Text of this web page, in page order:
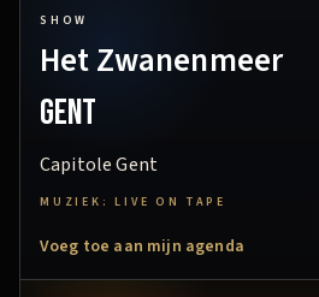
SHOW
Het Zwanenmeer
Gent
Capitole Gent
MUZIEK: LIVE ON TAPE
Voeg toe aan mijn agenda